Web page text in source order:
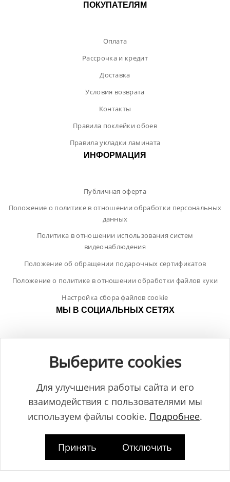
ПОКУПАТЕЛЯМ
Оплата
Рассрочка и кредит
Доставка
Условия возврата
Контакты
Правила поклейки обоев
Правила укладки ламината
ИНФОРМАЦИЯ
Публичная оферта
Положение о политике в отношении обработки персональных
данных
Политика в отношении использования систем
видеонаблюдения
Положение об обращении подарочных сертификатов
Положение о политике в отношении обработки файлов куки
Настройка сбора файлов cookie
МЫ В СОЦИАЛЬНЫХ СЕТЯХ
выданное Главным управлением юстиции Гродненского
Выберите cookies
Для улучшения работы сайта и его
взаимодействия с пользователями мы
используем файлы cookie. Подробнее.
Принять Отключить